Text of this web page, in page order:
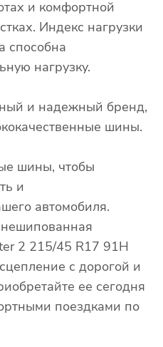
и комфортной
Индекс нагрузки
способна
нагрузку.
и надежный бренд,
шины.
шины, чтобы
и
автомобиля.
2 215/45 R17 91H
с дорогой и
ее сегодня
поездками по